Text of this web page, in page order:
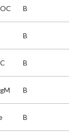
B
B
B
B
B